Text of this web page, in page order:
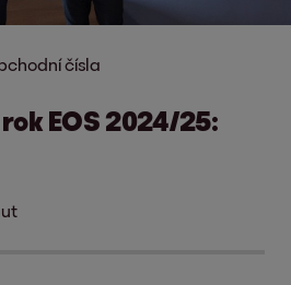
čísla
EOS 2024/25: